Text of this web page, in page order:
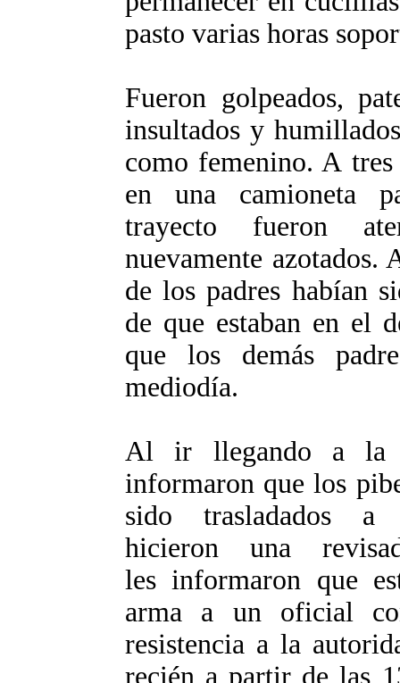
pasto varias horas
Fueron golpeados,
insultados y
como femenino. A
en una camioneta
trayecto fueron
nuevamente azotados.
de los padres habían
de que estaban en el
que los demás
mediodía.
Al ir llegando a la
informaron que los
sido trasladados
hicieron una
les informaron que
arma a un oficial
resistencia a la
recién a partir de las